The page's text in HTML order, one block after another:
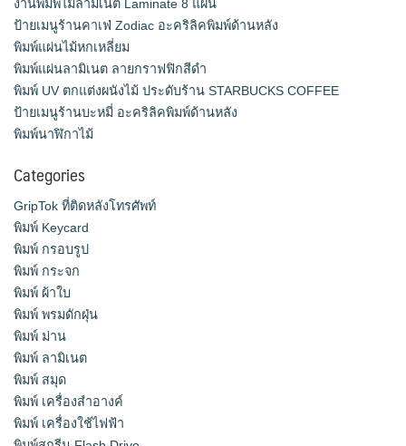
งานพิมพ์ไม้ลามิเนต Laminate 8 แผ่น
ป้ายเมนูร้านคาเฟ่ Zodiac อะคริลิคพิมพ์ด้านหลัง
พิมพ์แผ่นไม้หกเหลี่ยม
พิมพ์แผ่นลามิเนต ลายกราฟฟิกสีดำ
พิมพ์ UV ตกแต่งผนังไม้ ประดับร้าน STARBUCKS COFFEE
ป้ายเมนูร้านบะหมี่ อะคริลิคพิมพ์ด้านหลัง
พิมพ์นาฬิกาไม้
Categories
GripTok ที่ติดหลังโทรศัพท์
พิมพ์ Keycard
พิมพ์ กรอบรูป
พิมพ์ กระจก
พิมพ์ ผ้าใบ
พิมพ์ พรมดักฝุ่น
พิมพ์ ม่าน
พิมพ์ ลามิเนต
พิมพ์ สมุด
พิมพ์ เครื่องสําอางค์
พิมพ์ เครื่องใช้ไฟฟ้า